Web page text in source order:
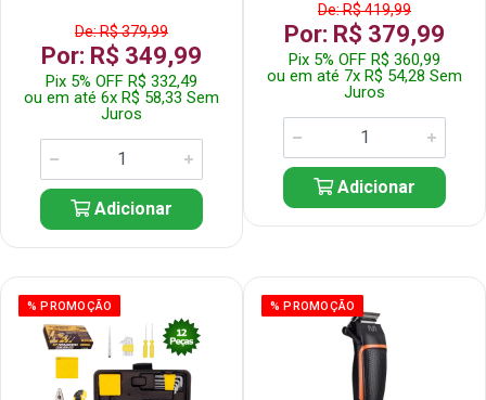
De: R$ 379,99
Por: R$ 349,99
Pix 5% OFF R$ 332,49
ou em até 6x R$ 58,33 Sem
Juros
Adicionar
De: R$ 419,99
Por: R$ 379,99
Pix 5% OFF R$ 360,99
ou em até 7x R$ 54,28 Sem
Juros
Adicionar
% PROMOÇÃO % PROMOÇÃO